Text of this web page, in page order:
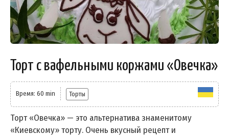
Торт с вафельными коржами «Овечка»
Время: 60 min Торты
Торт «Овечка» — это альтернатива знаменитому
«Киевскому» торту. Очень вкусный рецепт и